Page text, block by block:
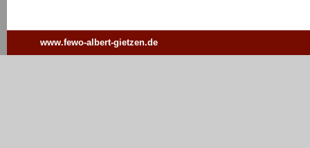
www.fewo-albert-gietzen.de